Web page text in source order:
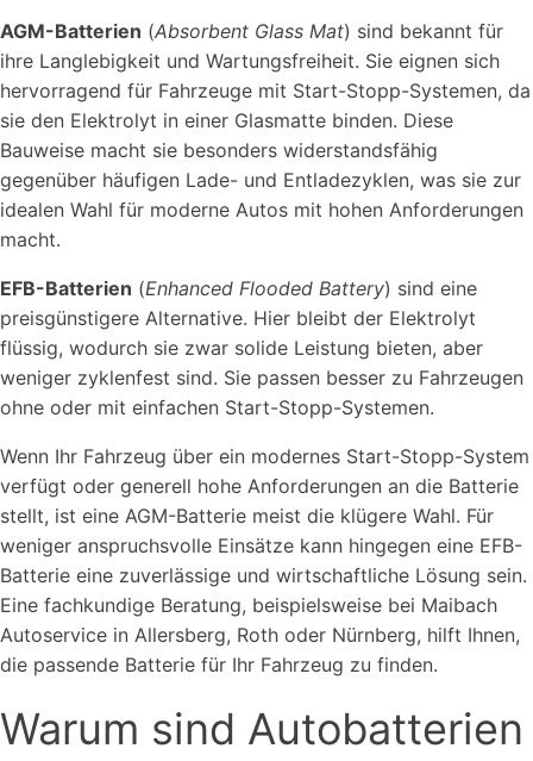
AGM-Batterien (Absorbent Glass Mat) sind bekannt für
ihre Langlebigkeit und Wartungsfreiheit. Sie eignen sich
hervorragend für Fahrzeuge mit Start-Stopp-Systemen, da
sie den Elektrolyt in einer Glasmatte binden. Diese
Bauweise macht sie besonders widerstandsfähig
gegenüber häufigen Lade- und Entladezyklen, was sie zur
idealen Wahl für moderne Autos mit hohen Anforderungen
macht.
EFB-Batterien (Enhanced Flooded Battery) sind eine
preisgünstigere Alternative. Hier bleibt der Elektrolyt
flüssig, wodurch sie zwar solide Leistung bieten, aber
weniger zyklenfest sind. Sie passen besser zu Fahrzeugen
ohne oder mit einfachen Start-Stopp-Systemen.
Wenn Ihr Fahrzeug über ein modernes Start-Stopp-System
verfügt oder generell hohe Anforderungen an die Batterie
stellt, ist eine AGM-Batterie meist die klügere Wahl. Für
weniger anspruchsvolle Einsätze kann hingegen eine EFB-
Batterie eine zuverlässige und wirtschaftliche Lösung sein.
Eine fachkundige Beratung, beispielsweise bei Maibach
Autoservice in Allersberg, Roth oder Nürnberg, hilft Ihnen,
die passende Batterie für Ihr Fahrzeug zu finden.
Warum sind Autobatterien